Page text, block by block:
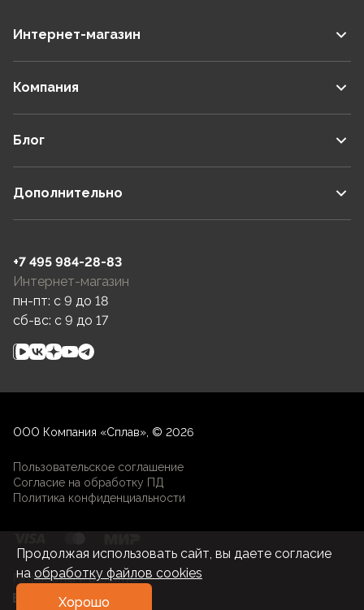
Интернет-магазин
Компания
Блог
Дополнительно
+7 495 984-28-83
Интернет-магазин
пн-пт: c 9 до 18
сб-вс: c 9 до 17
ООО Компания «Сплав», © 2026
Пользовательское соглашение
Согласие на обработку ПД
Политика конфиденциальности
Разработка и развитие
Продолжая использовать сайт, вы даете согласие
на обработку файлов cookies
Хорошо